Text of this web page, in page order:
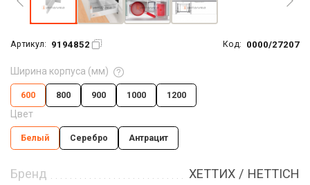
Артикул: 9194852 Код: 0000/27207
Ширина корпуса (мм)
600 800 900 1000 1200
Цвет
Белый Серебро Антрацит
Бренд
ХЕТТИХ / HETTICH